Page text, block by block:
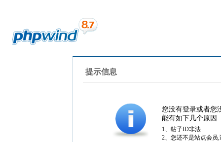
提示信息
您没有登录或者您
能有如下几个原因
1、帖子ID非法
2、您还不是站点会员